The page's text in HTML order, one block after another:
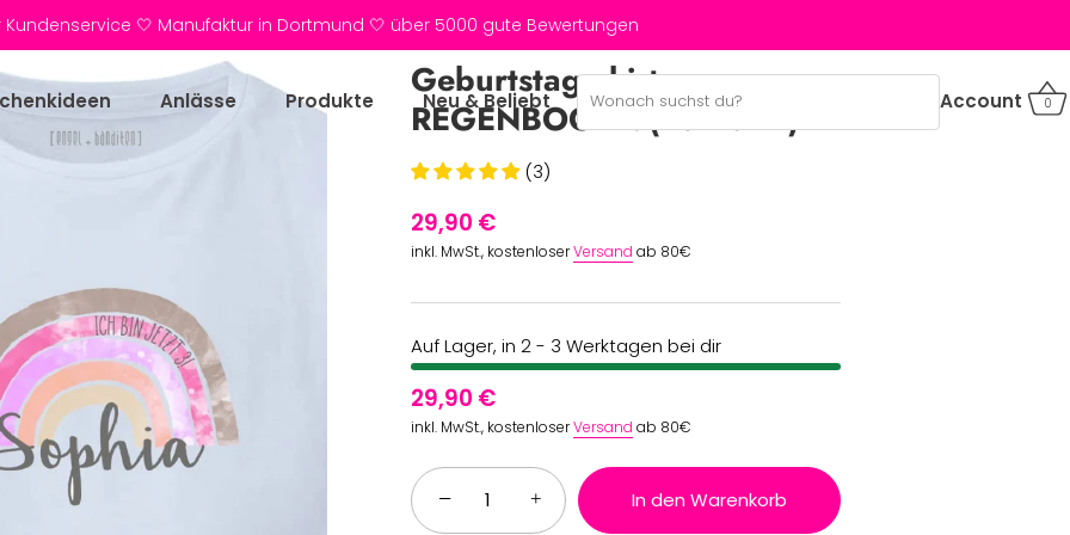
Kundenservice 🤍 Manufaktur in Dortmund 🤍 über 5000 gute Bewertungen
Anlässe Produkte Neu & Beliebt Account 0
Geburtstagsshirt
REGENBOGEN (Kurzarm)
(3)
29,90 €
inkl. MwSt., kostenloserVersand ab 80€
Auf Lager, in 2 - 3 Werktagen bei dir
29,90 €
inkl. MwSt., kostenloserVersand ab 80€
− + In den Warenkorb